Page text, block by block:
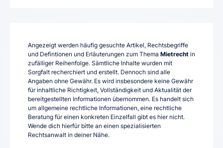
Angezeigt werden häufig gesuchte Artikel, Rechtsbegriffe
und Defintionen und Erläuterungen zum Thema Mietrecht in
zufälliger Reihenfolge. Sämtliche Inhalte wurden mit
Sorgfalt recherchiert und erstellt. Dennoch sind alle
Angaben ohne Gewähr. Es wird insbesondere keine Gewähr
für inhaltliche Richtigkeit, Vollständigkeit und Aktualität der
bereitgestellten Informationen übernommen. Es handelt sich
um allgemeine rechtliche Informationen, eine rechtliche
Beratung für einen konkreten Einzelfall gibt es hier nicht.
Wende dich hierfür bitte an einen spezialisierten
Rechtsanwalt in deiner Nähe.